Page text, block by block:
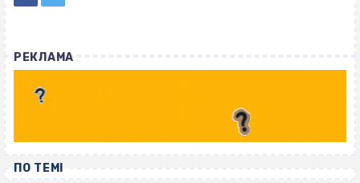
РЕКЛАМА
ПО ТЕМІ